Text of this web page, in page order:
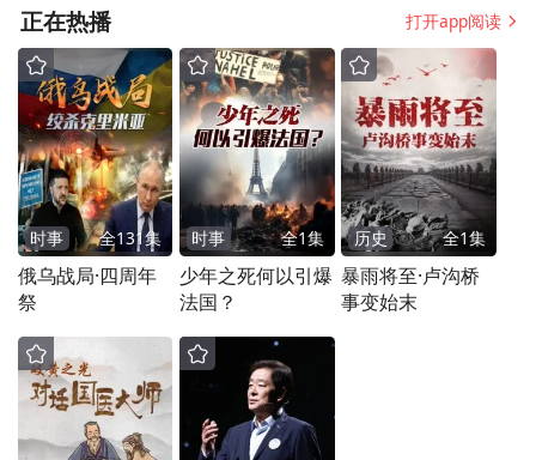
正在热播 打开app阅读
时事 全131集
俄乌战局·四周年
祭
时事 全1集
少年之死何以引爆
法国？
历史 全1集
暴雨将至·卢沟桥
事变始末